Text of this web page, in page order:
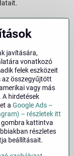
javítására,
vonatkozó
felek eszközeit
az összegyűjtött
vagy más
hirdetések
a Google Ads –
– részletek itt
gombra kattintva
részletes
beállításait.